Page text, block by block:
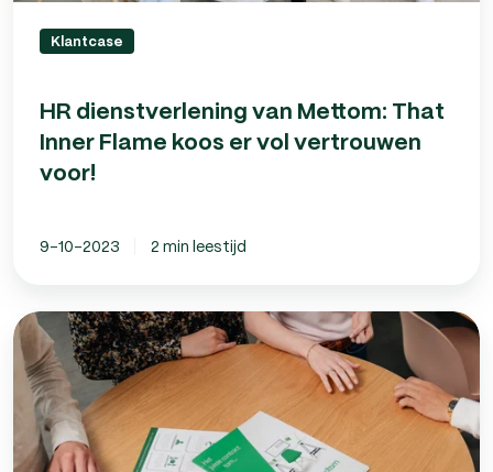
Klantcase
HR dienstverlening van Mettom: That
Inner Flame koos er vol vertrouwen
voor!
9-10-2023 2 min leestijd
Samenwerking
payrollbedrijf:
geschikt
voor
zakelijke
dienstverlening?